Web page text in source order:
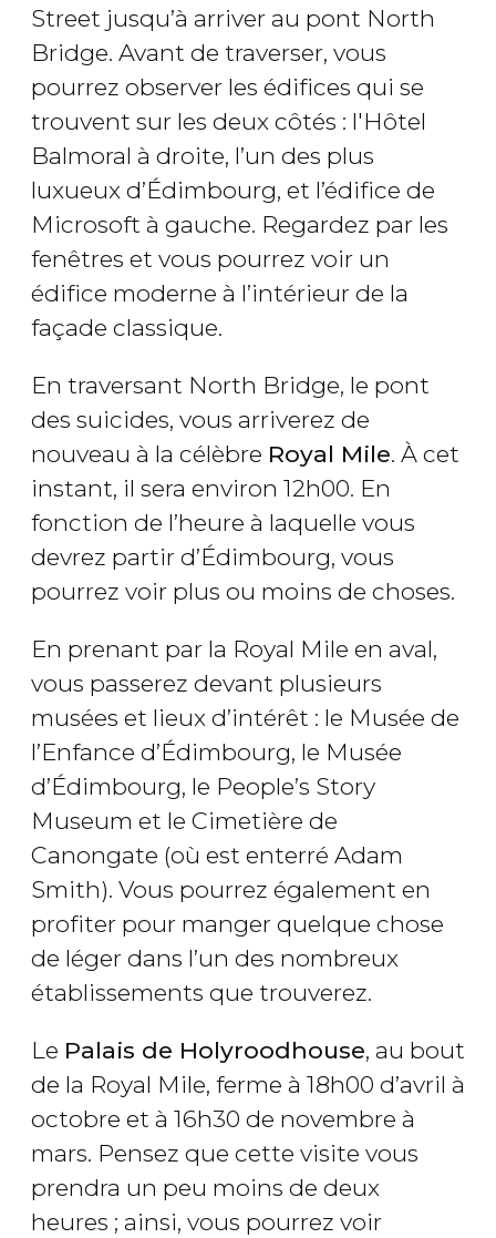
Street jusqu’à arriver au pont North
Bridge. Avant de traverser, vous
pourrez observer les édifices qui se
trouvent sur les deux côtés : l'Hôtel
Balmoral à droite, l’un des plus
luxueux d’Édimbourg, et l’édifice de
Microsoft à gauche. Regardez par les
fenêtres et vous pourrez voir un
édifice moderne à l’intérieur de la
façade classique.
En traversant North Bridge, le pont
des suicides, vous arriverez de
nouveau à la célèbre Royal Mile. À cet
instant, il sera environ 12h00. En
fonction de l’heure à laquelle vous
devrez partir d’Édimbourg, vous
pourrez voir plus ou moins de choses.
En prenant par la Royal Mile en aval,
vous passerez devant plusieurs
musées et lieux d’intérêt : le Musée de
l’Enfance d’Édimbourg, le Musée
d’Édimbourg, le People’s Story
Museum et le Cimetière de
Canongate (où est enterré Adam
Smith). Vous pourrez également en
profiter pour manger quelque chose
de léger dans l’un des nombreux
établissements que trouverez.
Le Palais de Holyroodhouse, au bout
de la Royal Mile, ferme à 18h00 d’avril à
octobre et à 16h30 de novembre à
mars. Pensez que cette visite vous
prendra un peu moins de deux
heures ; ainsi, vous pourrez voir